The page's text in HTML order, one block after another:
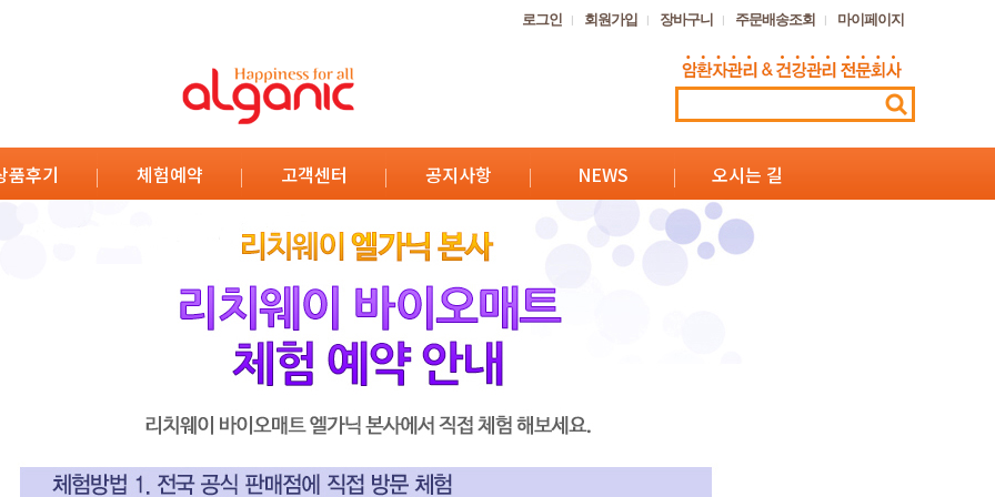
로그인 회원가입 장바구니 주문배송조회 마이페이지
품후기 체험예약 고객센터 공지사항 NEWS 오시는 길